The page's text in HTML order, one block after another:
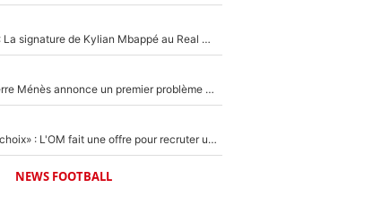
«C'est une fierté» : La signature de Kylian Mbappé au Real Madrid continue de régaler l'Espagne
Michael Olise : Pierre Ménès annonce un premier problème pour Zinedine Zidane en équipe de France
«C’est un très bon choix» : L'OM fait une offre pour recruter un ancien joueur du PSG... et c'est validé dans l'After Foot !
NEWS FOOTBALL